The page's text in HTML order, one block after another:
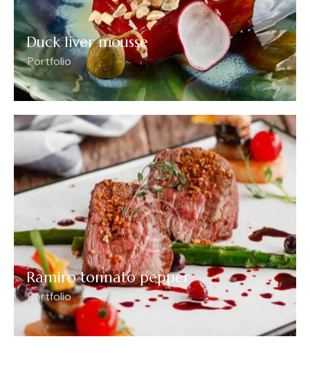
Duck liver mousse
Portfolio
Ramiro tonnato pepper
Portfolio